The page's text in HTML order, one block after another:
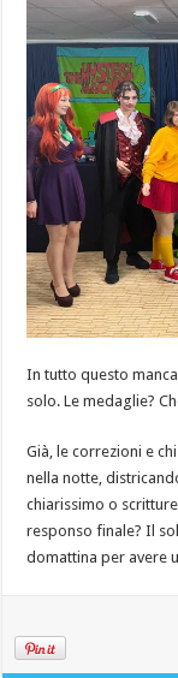
In tutto questo
solo. Le medaglie?
Già, le correzioni e
nella notte,
chiarissimo o
responso finale? Il
domattina per avere